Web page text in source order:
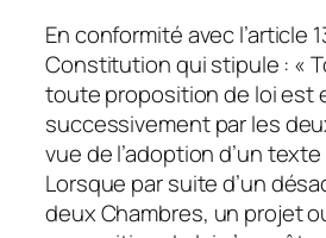
En conformité avec l’article
Constitution qui stipule : «
toute proposition de loi est
successivement par les
vue de l’adoption d’un
Lorsque par suite d’un
deux Chambres, un projet